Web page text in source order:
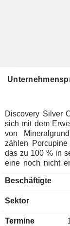
Discovery Silver
sich mit dem
von
zählen
das zu 100 % in
eine noch nicht
mexikanischen
Fläche von rund
Porcupine
Beschäftigte
Sektor
Termine